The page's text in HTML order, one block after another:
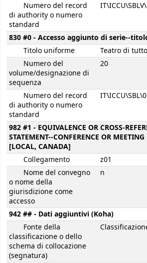
Numero del record
di authority o numero
standard
830 #0 - Accesso aggiunto di serie--
Titolo uniforme
Teatro di
Numero del
volume/designazione di
sequenza
20
Numero del record
di authority o numero
standard
982 #1 - EQUIVALENCE OR CROSS-
STATEMENT--CONFERENCE OR
[LOCAL, CANADA]
Collegamento
z01
Nome del convegno
o nome della
giurisdizione come
accesso
n
942 ## - Dati aggiuntivi (Koha)
Fonte della
classificazione o dello
schema di collocazione
(segnatura)